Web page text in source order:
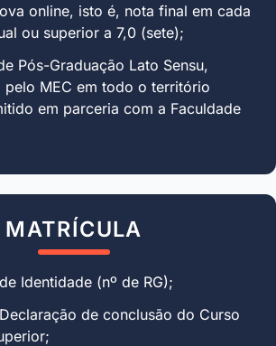
online, isto é, nota final em cada
ou superior a 7,0 (sete);
Pós-Graduação Lato Sensu,
pelo MEC em todo o território
em parceria com a Faculdade
MATRÍCULA
Identidade (nº de RG);
de conclusão do Curso